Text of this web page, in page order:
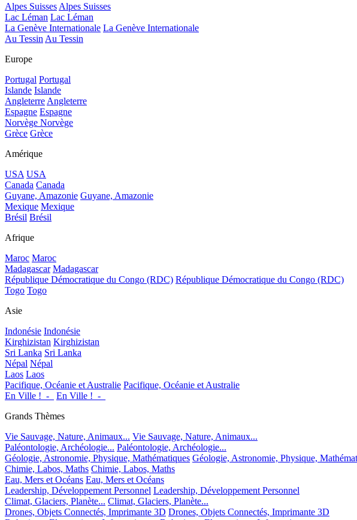
Alpes Suisses Alpes Suisses
Lac Léman Lac Léman
La Genève Internationale La Genève Internationale
Au Tessin Au Tessin
Europe
Portugal Portugal
Islande Islande
Angleterre Angleterre
Espagne Espagne
Norvège Norvège
Grèce Grèce
Amérique
USA USA
Canada Canada
Guyane, Amazonie Guyane, Amazonie
Mexique Mexique
Brésil Brésil
Afrique
Maroc Maroc
Madagascar Madagascar
République Démocratique du Congo (RDC) République Démocratique du Congo (RDC)
Togo Togo
Asie
Indonésie Indonésie
Kirghizistan Kirghizistan
Sri Lanka Sri Lanka
Népal Népal
Laos Laos
Pacifique, Océanie et Australie Pacifique, Océanie et Australie
En Ville !_-_
En Ville !_-_
Grands Thèmes
Vie Sauvage, Nature, Animaux... Vie Sauvage, Nature, Animaux...
Paléontologie, Archéologie... Paléontologie, Archéologie...
Géologie, Astronomie, Physique, Mathématiques Géologie, Astronomie, Physique,
Chimie, Labos, Maths Chimie, Labos, Maths
Eau, Mers et Océans Eau, Mers et Océans
Leadership, Développement Personnel Leadership, Développement Personnel
Climat, Glaciers, Planète... Climat, Glaciers, Planète...
Drones, Objets Connectés, Imprimante 3D Drones, Objets Connectés, Imprimante 3D